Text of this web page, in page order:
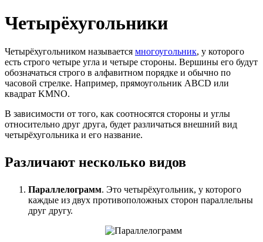
Четырёхугольники
Четырёхугольником называется многоугольник, у которого
есть строго четыре угла и четыре стороны. Вершины его будут
обозначаться строго в алфавитном порядке и обычно по
часовой стрелке. Например, прямоугольник ABCD или
квадрат KMNO.
В зависимости от того, как соотносятся стороны и углы
относительно друг друга, будет различаться внешний вид
четырёхугольника и его название.
Различают несколько видов
Параллелограмм. Это четырёхугольник, у которого
каждые из двух противоположных сторон параллельны
друг другу.